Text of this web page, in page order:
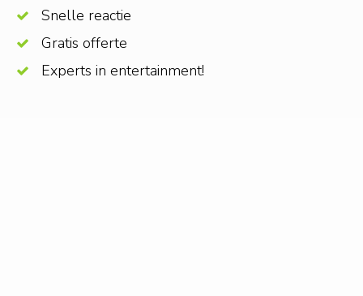
Snelle reactie
Gratis offerte
Experts in entertainment!